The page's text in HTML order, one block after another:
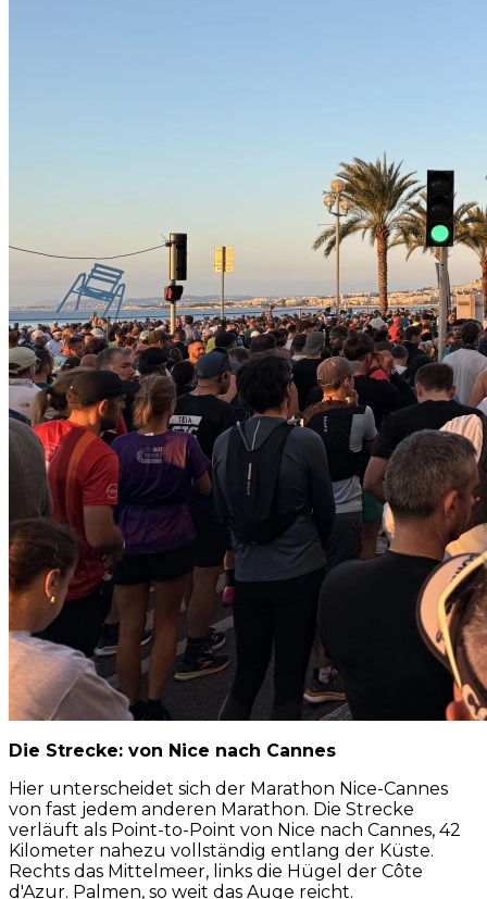
Die Strecke: von Nice nach Cannes
Hier unterscheidet sich der Marathon Nice-Cannes
von fast jedem anderen Marathon. Die Strecke
verläuft als Point-to-Point von Nice nach Cannes, 42
Kilometer nahezu vollständig entlang der Küste.
Rechts das Mittelmeer, links die Hügel der Côte
d'Azur. Palmen, so weit das Auge reicht.